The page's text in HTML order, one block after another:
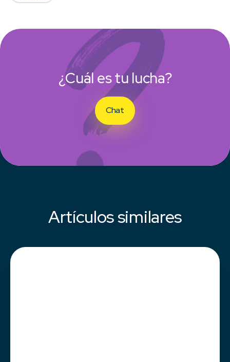
¿Cuál es tu lucha?
Chat
Artículos similares